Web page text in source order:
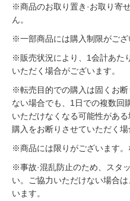
※商品のお取り置き·お取り寄
ん。
※一部商品には購入制限がござ
※販売状況により、1会計あた
いただく場合がございます。
※転売目的での購入は固くお
ない場合でも、1日での複数回
いただけなくなる可能性があ
購入をお断りさせていただく場
※商品には限りがございます。
※事故·混乱防止のため、スタ
い。ご協力いただけない場合
います。